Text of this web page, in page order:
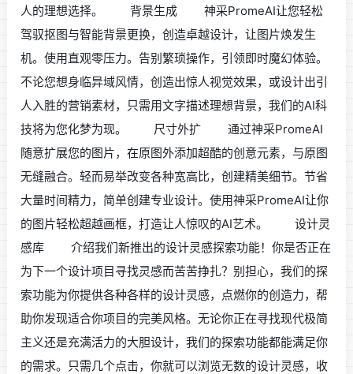
人的理想选择。 背景生成 神采PromeAI让您轻松
驾驭抠图与智能背景更换，创造卓越设计，让图片焕发生
机。使用直观零压力。告别繁琐操作，引领即时魔幻体验。
不论您想身临异域风情，创造出惊人视觉效果，或设计出引
人入胜的营销素材，只需用文字描述理想背景，我们的AI科
技将为您化梦为现。 尺寸外扩 通过神采PromeAI
随意扩展您的图片，在原图外添加超酷的创意元素，与原图
无缝融合。轻而易举改变各种宽高比，创建精美细节。节省
大量时间精力，简单创建专业设计。使用神采PromeAI让你
的图片轻松超越画框，打造让人惊叹的AI艺术。 设计灵
感库 介绍我们新推出的设计灵感探索功能！你是否正在
为下一个设计项目寻找灵感而苦苦挣扎？别担心，我们的探
索功能为你提供各种各样的设计灵感，点燃你的创造力，帮
助你发现适合你项目的完美风格。无论你正在寻找现代极简
主义还是充满活力的大胆设计，我们的探索功能都能满足你
的需求。只需几个点击，你就可以浏览无数的设计灵感，收